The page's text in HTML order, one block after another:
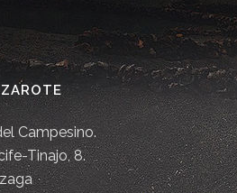
Campesino.
Tinajo, 8.